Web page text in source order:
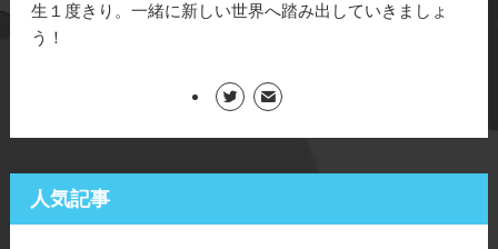
生１度きり。一緒に新しい世界へ踏み出していきましょ
う！
人気記事